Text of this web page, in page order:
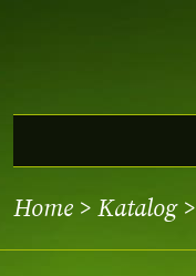
Home > Katalog>